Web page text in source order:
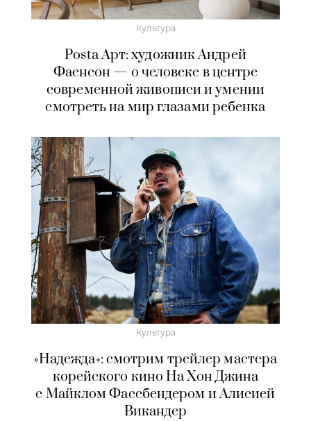
Культура
Posta Арт: художник Андрей
Фаенсон — о человеке в центре
современной живописи и умении
смотреть на мир глазами ребенка
Культура
«Надежда»: смотрим трейлер мастера
корейского кино На Хон Джина
с Майклом Фассбендером и Алисией
Викандер